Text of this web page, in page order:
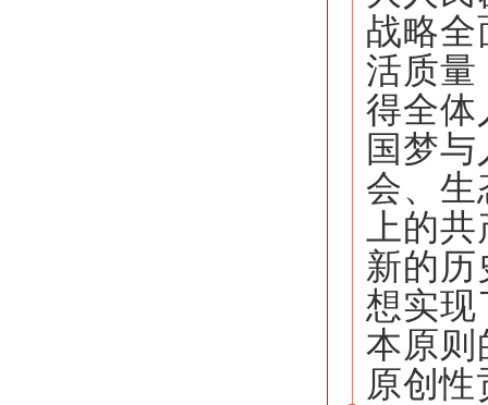
战略全
活质量
得全体
国梦
会、生
上的
新的
想实现
本原则
原创性